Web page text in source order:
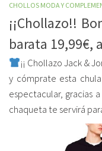
CHOLLOS MODA Y
¡¡Chollazo!!
barata 19,99€,
¡¡ Chollazo Jack &
y cómprate esta
espectacular, gracias
chaqueta te servirá